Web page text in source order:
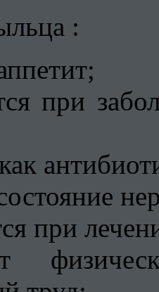
:
при
при